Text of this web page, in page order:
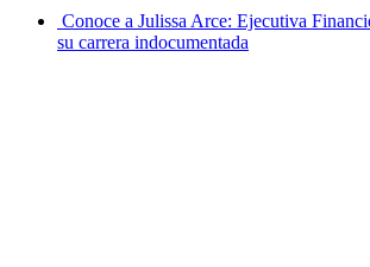
Conoce a Julissa Arce: Ejecutiva
su carrera indocumentada